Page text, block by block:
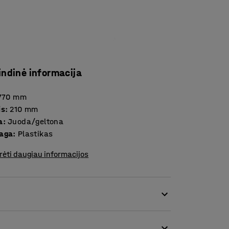
informacija
mm
: 210 mm
: Juoda/geltona
: Plastikas
daugiau informacijos